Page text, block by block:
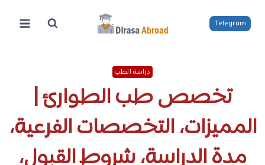
المحتوى
Telegram
دراسة الطب
تخصص طب الطوارئ |
المميزات، التخصصات الفرعية،
مدة الدراسة، شروط القبول،